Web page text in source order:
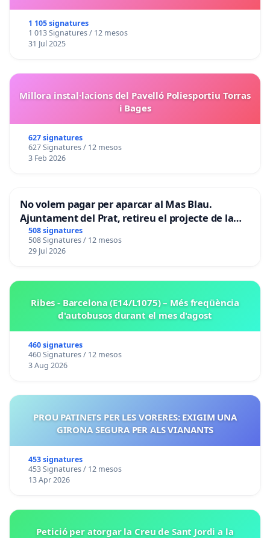
1 105 signatures
1 013 Signatures / 12 mesos
31 Jul 2025
Millora instal·lacions del Pavelló Poliesportiu Torras
i Bages
627 signatures
627 Signatures / 12 mesos
3 Feb 2026
No volem pagar per aparcar al Mas Blau.
Ajuntament del Prat, retireu el projecte de la
zona taronja.
508 signatures
508 Signatures / 12 mesos
29 Jul 2026
Ribes - Barcelona (E14/L1075) – Més freqüència
d'autobusos durant el mes d'agost
460 signatures
460 Signatures / 12 mesos
3 Aug 2026
PROU PATINETS PER LES VORERES: EXIGIM UNA
GIRONA SEGURA PER ALS VIANANTS
453 signatures
453 Signatures / 12 mesos
13 Apr 2026
Petició per atorgar la Creu de Sant Jordi a la